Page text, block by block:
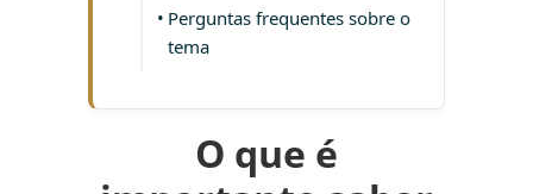
Perguntas frequentes sobre o
tema
O que é